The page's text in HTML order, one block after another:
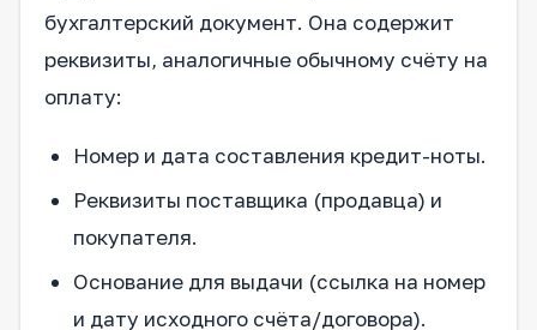
бухгалтерский документ. Она содержит
реквизиты, аналогичные обычному счёту на
оплату:
Номер и дата составления кредит-ноты.
Реквизиты поставщика (продавца) и
покупателя.
Основание для выдачи (ссылка на номер
и дату исходного счёта/договора).